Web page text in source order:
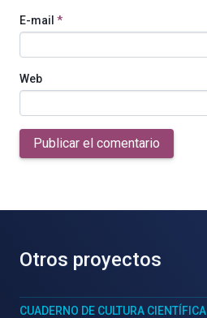
E-mail *
Web
Publicar el comentario
Otros proyectos
CUADERNO DE CULTURA CIENTÍFICA